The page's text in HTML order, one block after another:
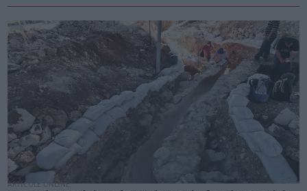
ARTICOLE ONLINE